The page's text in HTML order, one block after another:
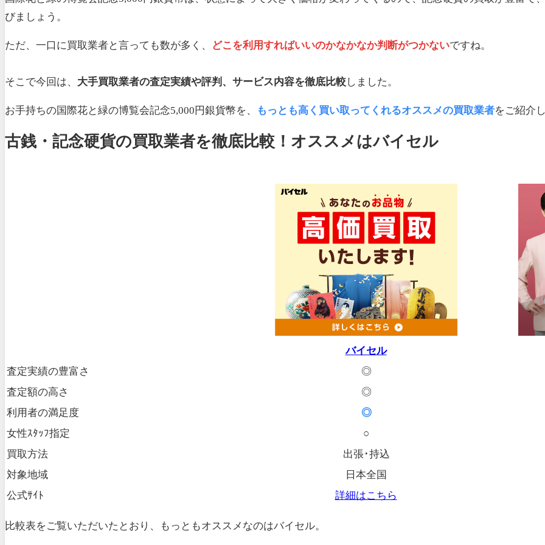
びましょう。
ただ、一口に買取業者と言っても数が多く、 どこを利用すればいいのかなかなか判断がつかないですね。
そこで今回は、 大手買取業者の査定実績や評判、サービス内容を徹底比較しました。
お手持ちの国際花と緑の博覧会記念5,000円銀貨幣を、 もっとも高く買い取ってくれるオススメの買取業者をご紹介
古銭・記念硬貨の買取業者を徹底比較！オススメはバイセル
バイセル
査定実績の豊富さ
◎
査定額の高さ
◎
利用者の満足度
◎
女性ｽﾀｯﾌ指定
○
買取方法
出張･持込
対象地域
日本全国
公式ｻｲﾄ
詳細はこちら
比較表をご覧いただいたとおり、もっともオススメなのはバイセル。